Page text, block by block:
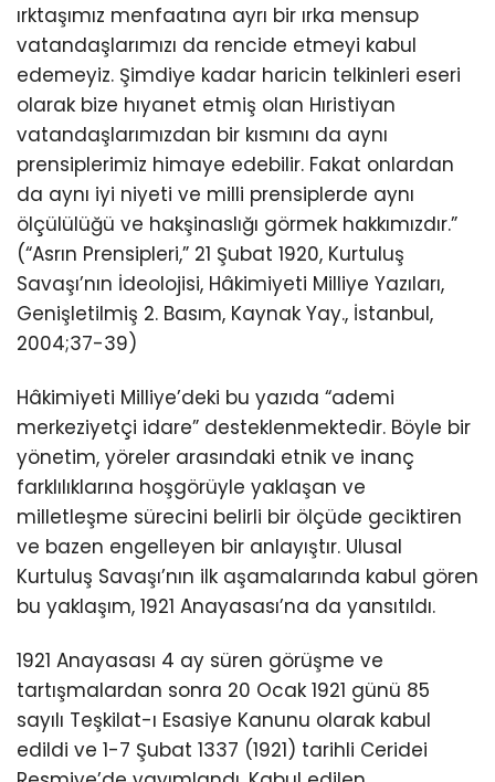
ırktaşımız menfaatına ayrı bir ırka mensup
vatandaşlarımızı da rencide etmeyi kabul
edemeyiz. Şimdiye kadar haricin telkinleri eseri
olarak bize hıyanet etmiş olan Hıristiyan
vatandaşlarımızdan bir kısmını da aynı
prensiplerimiz himaye edebilir. Fakat onlardan
da aynı iyi niyeti ve milli prensiplerde aynı
ölçülülüğü ve hakşinaslığı görmek hakkımızdır.”
(“Asrın Prensipleri,” 21 Şubat 1920, Kurtuluş
Savaşı’nın İdeolojisi, Hâkimiyeti Milliye Yazıları,
Genişletilmiş 2. Basım, Kaynak Yay., İstanbul,
2004;37-39)
Hâkimiyeti Milliye’deki bu yazıda “ademi
merkeziyetçi idare” desteklenmektedir. Böyle bir
yönetim, yöreler arasındaki etnik ve inanç
farklılıklarına hoşgörüyle yaklaşan ve
milletleşme sürecini belirli bir ölçüde geciktiren
ve bazen engelleyen bir anlayıştır. Ulusal
Kurtuluş Savaşı’nın ilk aşamalarında kabul gören
bu yaklaşım, 1921 Anayasası’na da yansıtıldı.
1921 Anayasası 4 ay süren görüşme ve
tartışmalardan sonra 20 Ocak 1921 günü 85
sayılı Teşkilat-ı Esasiye Kanunu olarak kabul
edildi ve 1-7 Şubat 1337 (1921) tarihli Ceridei